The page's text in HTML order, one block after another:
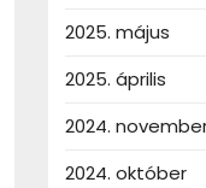
2025. május
2025. április
2024.
2024. október